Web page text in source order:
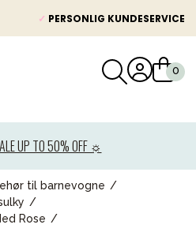
✓ PERSONLIG KUNDESERVICE
UP TO 50% OFF ☼
til barnevogne
Rose